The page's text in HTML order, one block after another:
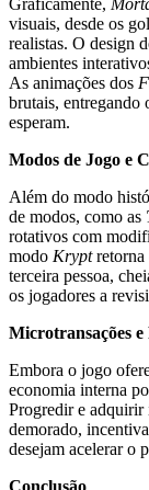
Graficamente,
visuais, desde os
realistas. O design
ambientes
As animações dos
brutais, entregando
esperam.
Modos de Jogo e
Além do modo
de modos, como as
rotativos com
modo Kryptretorna
terceira pessoa,
os jogadores a
Microtransações e
Embora o jogo
economia interna
Progredir e adquirir
demorado,
desejam acelerar o
Conclusão